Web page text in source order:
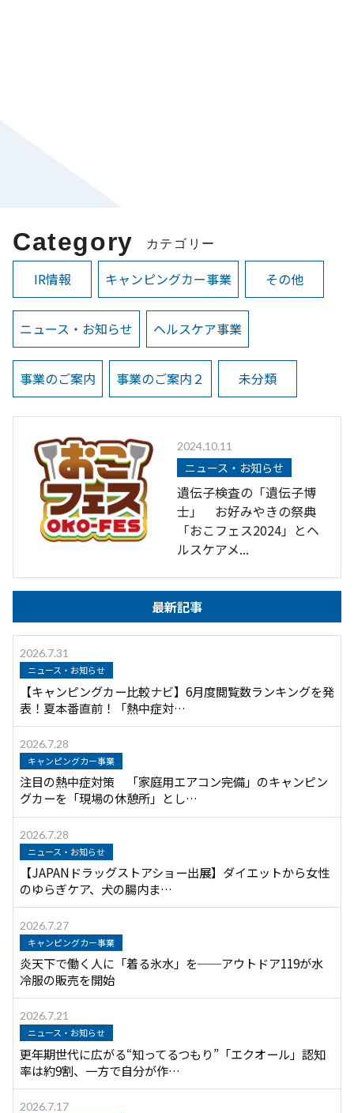
Category カテゴリー
IR情報 キャンピングカー事業 その他
ニュース・お知らせ ヘルスケア事業
事業のご案内 事業のご案内２ 未分類
2024.10.11
ニュース・お知らせ
遺伝子検査の「遺伝子博
士」 お好みやきの祭典
「おこフェス2024」とヘ
ルスケアメ...
最新記事
2026.7.31
ニュース・お知らせ
【キャンピングカー比較ナビ】6月度閲覧数ランキングを発
表！夏本番直前！「熱中症対…
2026.7.28
キャンピングカー事業
注目の熱中症対策 「家庭用エアコン完備」のキャンピン
グカーを「現場の休憩所」とし…
2026.7.28
ニュース・お知らせ
【JAPANドラッグストアショー出展】ダイエットから女性
のゆらぎケア、犬の腸内ま…
2026.7.27
キャンピングカー事業
炎天下で働く人に「着る氷水」を──アウトドア119が水
冷服の販売を開始
2026.7.21
ニュース・お知らせ
更年期世代に広がる“知ってるつもり”「エクオール」認知
率は約9割、一方で自分が作…
2026.7.17